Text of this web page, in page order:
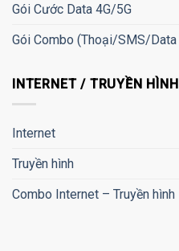
Gói Cước Data 4G/5G
Gói Combo (Thoại/SMS/Data
INTERNET / TRUYỀN HÌNH
Internet
Truyền hình
Combo Internet – Truyền hình